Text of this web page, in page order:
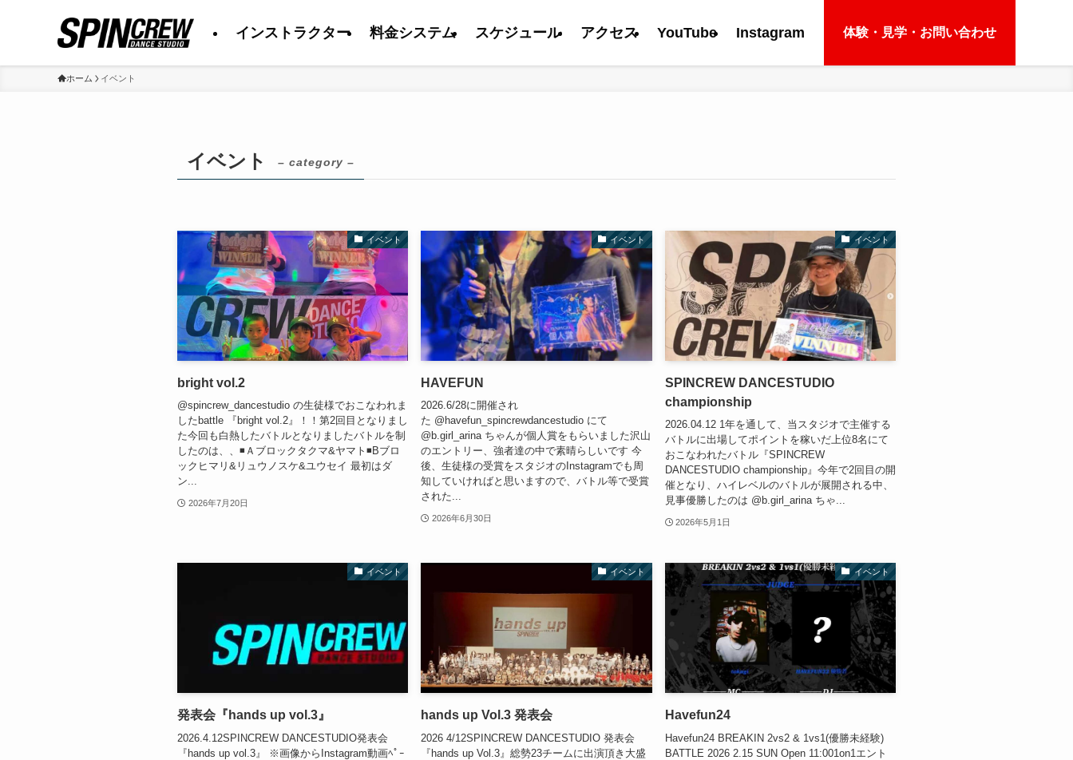
インストラクター 料金システム スケジュール アクセス YouTube Instagram 体験・見学・お問い合わせ
ホーム イベント
イベント – category –
イベント
bright vol.2
@spincrew_dancestudio の生徒様でおこなわれま
したbattle 『bright vol.2』！！第2回目となりまし
た今回も白熱したバトルとなりましたバトルを制
したのは、、◾️Ａブロックタクマ&ヤマト◾️Bブロ
ックヒマリ&リュウノスケ&ユウセイ 最初はダ
ン...
2026年7月20日
イベント
HAVEFUN
2026.6/28に開催され
た @havefun_spincrewdancestudio にて
@b.girl_arina ちゃんが個人賞をもらいました沢山
のエントリー、強者達の中で素晴らしいです 今
後、生徒様の受賞をスタジオのInstagramでも周
知していければと思いますので、バトル等で受賞
された...
2026年6月30日
イベント
SPINCREW DANCESTUDIO
championship
2026.04.12 1年を通して、当スタジオで主催する
バトルに出場してポイントを稼いだ上位8名にて
おこなわれたバトル『SPINCREW
DANCESTUDIO championship』今年で2回目の開
催となり、ハイレベルのバトルが展開される中、
見事優勝したのは @b.girl_arina ちゃ...
2026年5月1日
イベント
発表会『hands up vol.3』
2026.4.12SPINCREW DANCESTUDIO発表会
『hands up vol.3』 ※画像からInstagram動画ﾍﾟｰ
イベント
hands up Vol.3 発表会
2026 4/12SPINCREW DANCESTUDIO 発表会
『hands up Vol.3』総勢23チームに出演頂き大盛
イベント
Havefun24
Havefun24 BREAKIN 2vs2 & 1vs1(優勝未経験)
BATTLE 2026 2.15 SUN Open 11:001on1エント